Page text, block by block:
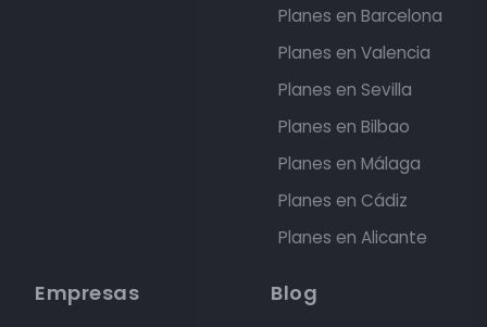
Planes en Barcelona
Planes en Valencia
Planes en Sevilla
Planes en Bilbao
Planes en Málaga
Planes en Cádiz
Planes en Alicante
Empresas Blog